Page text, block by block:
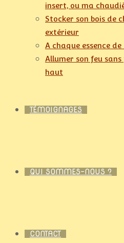
insert, ou ma
Stocker son bois de
extérieur
A chaque essence
Allumer son feu
haut
TÉMOIGNAGES
QUI SOMMES-NOUS ?
CONTACT